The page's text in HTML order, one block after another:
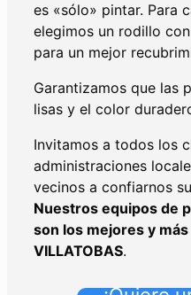
es «sólo» pintar. Para
elegimos un rodillo
para un mejor
Garantizamos que las
lisas y el color
Invitamos a todos los
administraciones
vecinos a confiarnos
Nuestros equipos de
son los mejores y más
VILLATOBAS.